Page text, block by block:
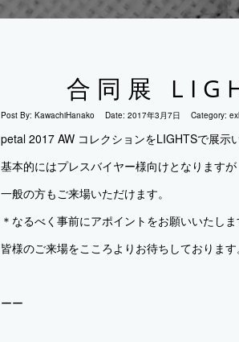
合同展
Post By: KawachiHanako Date: 2017年3月7日 Category:
petal 2017 AW コレクションをLIGHTSで展示
基本的にはプレスバイヤー様向けとなりますが
一般の方もご来場いただけます。
＊なるべく事前にアポイントをお願いいたしま
皆様のご来場をこころよりお待ちしております
ーー